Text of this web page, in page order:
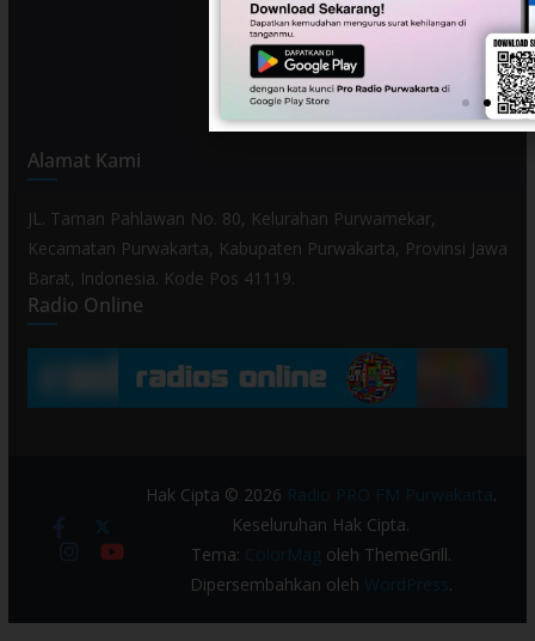
Alamat Kami
JL. Taman Pahlawan No. 80, Kelurahan Purwamekar,
Kecamatan Purwakarta, Kabupaten Purwakarta, Provinsi Jawa
Barat, Indonesia. Kode Pos 41119.
Radio Online
Hak Cipta © 2026 Radio PRO FM Purwakarta.
Keseluruhan Hak Cipta.
Tema: ColorMagoleh ThemeGrill.
Dipersembahkan oleh WordPress .